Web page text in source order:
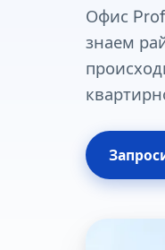
Офис
знаем